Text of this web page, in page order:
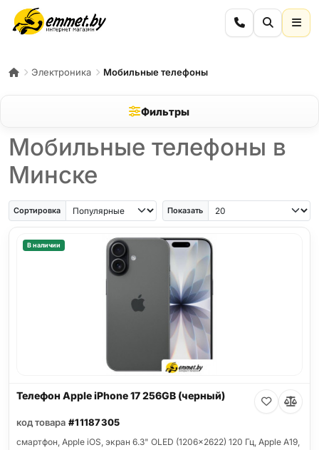
Электроника Мобильные телефоны
Фильтры
Мобильные телефоны в
Минске
iPhone AiriPhone SESamsung Galaxy A56Samsung Galaxy A57 iPhone 17
Сортировка Показать
В наличии
Телефон Apple iPhone 17 256GB (черный)
код товара #11187305
смартфон, Apple iOS, экран 6.3" OLED (1206x2622) 120 Гц, Apple A19,